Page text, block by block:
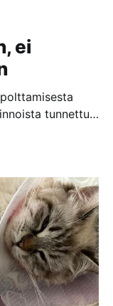
ei
tunnettu
pyrki hakemaan
Lue Olga-kissan
Eläinsairaalassa
vakavia